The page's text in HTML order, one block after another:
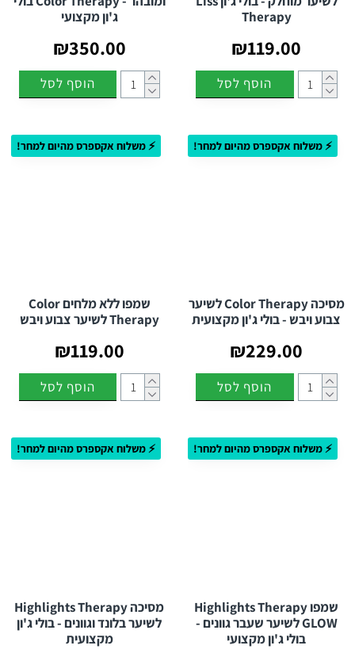
Therapy
₪119.00
הוסף לסל
ג'ון מקצועי
₪350.00
הוסף לסל
⚡ משלוח אקספרס מהיום למחר!
מסיכה Color Therapy לשיער
צבוע ויבש - בולי ג'ון מקצועית
₪229.00
הוסף לסל
⚡ משלוח אקספרס מהיום למחר!
שמפו ללא מלחים Color
Therapy לשיער צבוע ויבש
₪119.00
הוסף לסל
⚡ משלוח אקספרס מהיום למחר!
שמפו Highlights Therapy
GLOW לשיער שעבר גוונים -
בולי ג'ון מקצועי
⚡ משלוח אקספרס מהיום למחר!
מסיכה Highlights Therapy
לשיער בלונד וגוונים - בולי ג'ון
מקצועית